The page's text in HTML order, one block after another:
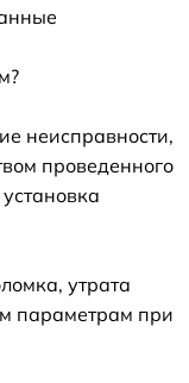
неисправности,
проведенного
утрата
параметрам при